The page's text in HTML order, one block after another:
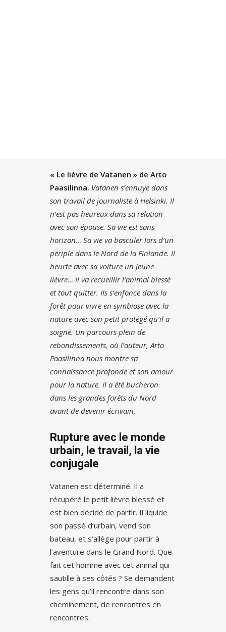
« Le lièvre de Vatanen » de Arto
Paasilinna. Vatanen s’ennuye dans
son travail de journaliste à Helsinki. Il
n’est pas heureux dans sa relation
avec son épouse. Sa vie est sans
horizon… Sa vie va basculer lors d’un
périple dans le Nord de la Finlande. Il
heurte avec sa voiture un jeune
lièvre… Il va recueillir l’animal blessé
et tout quitter. Ils s’enfonce dans la
forêt pour vivre en symbiose avec la
nature avec son petit protégé qu’il a
soigné. Un parcours plein de
rebondissements, où l’auteur, Arto
Paasilinna nous montre sa
connaissance profonde et son amour
pour la nature. Il a été bucheron
dans les grandes forêts du Nord
avant de devenir écrivain.
Rupture avec le monde
urbain, le travail, la vie
conjugale
Vatanen est déterminé. Il a
récupéré le petit lièvre blessé et
est bien décidé de partir. Il liquide
son passé d’urbain, vend son
bateau, et s’allège pour partir à
l’aventure dans le Grand Nord. Que
fait cet homme avec cet animal qui
sautille à ses côtés ? Se demandent
les gens qu’il rencontre dans son
cheminement, de rencontres en
rencontres.